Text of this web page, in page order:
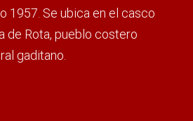
1957. Se ubica en el casco
de Rota, pueblo costero
gaditano.